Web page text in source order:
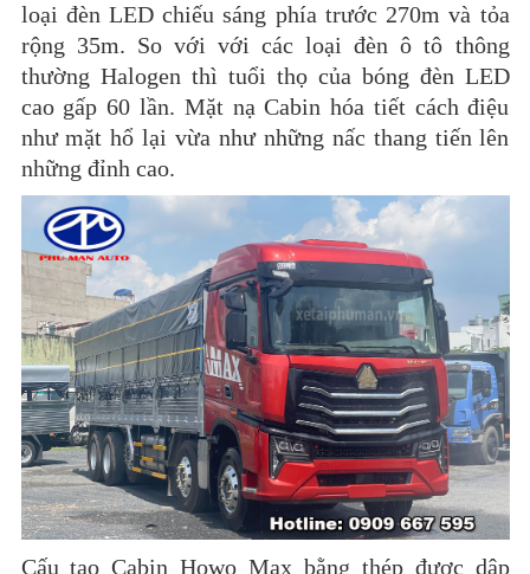
loại đèn LED chiếu sáng phía trước 270m và tỏa
rộng 35m. So với với các loại đèn ô tô thông
thường Halogen thì tuổi thọ của bóng đèn LED
cao gấp 60 lần. Mặt nạ Cabin hóa tiết cách điệu
như mặt hổ lại vừa như những nấc thang tiến lên
những đỉnh cao.
Cấu tạo Cabin Howo Max bằng thép được dập